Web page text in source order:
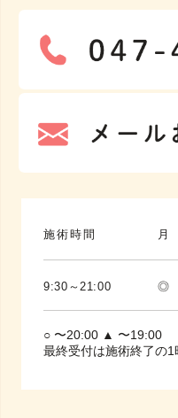
施術時間 月
9:30～21:00 ◎
○ 〜20:00 ▲ 〜19:00
最終受付は施術終了の